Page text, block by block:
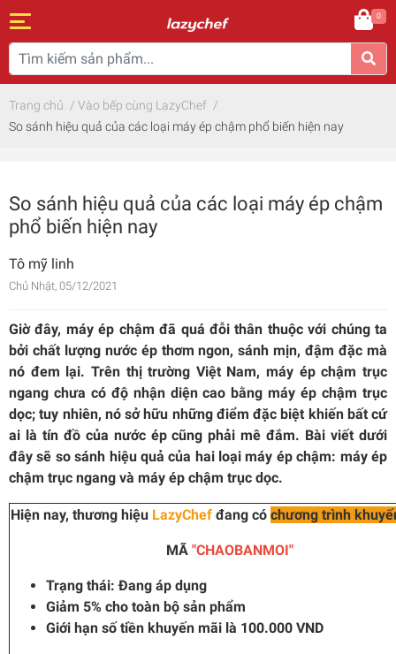
0
Trang chủ / Vào bếp cùng LazyChef /
So sánh hiệu quả của các loại máy ép chậm phổ biến hiện nay
So sánh hiệu quả của các loại máy ép chậm
phổ biến hiện nay
Tô mỹ linh
Chủ Nhật, 05/12/2021
Giờ đây, máy ép chậm đã quá đỗi thân thuộc với chúng ta
bởi chất lượng nước ép thơm ngon, sánh mịn, đậm đặc mà
nó đem lại. Trên thị trường Việt Nam, máy ép chậm trục
ngang chưa có độ nhận diện cao bằng máy ép chậm trục
dọc; tuy nhiên, nó sở hữu những điểm đặc biệt khiến bất cứ
ai là tín đồ của nước ép cũng phải mê đắm. Bài viết dưới
đây sẽ so sánh hiệu quả của hai loại máy ép chậm: máy ép
chậm trục ngang và máy ép chậm trục dọc.
Hiện nay, thương hiệu LazyChef đang có chương trình
MÃ "CHAOBANMOI"
Trạng thái: Đang áp dụng
Giảm 5% cho toàn bộ sản phẩm
Giới hạn số tiền khuyến mãi là 100.000 VND